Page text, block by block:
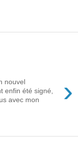
›
nouvel
enfin été signé,
avec mon